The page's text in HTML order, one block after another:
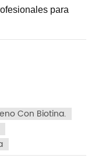
para
Con Biotina.